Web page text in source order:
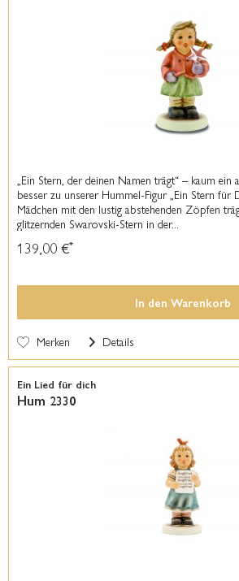
„Ein Stern, der deinen Namen trägt“ – kaum
besser zu unserer Hummel-Figur „Ein Stern für
Mädchen mit den lustig abstehenden Zöpfen
glitzernden Swarovski-Stern in der...
139,00 €*
In den Warenkorb
Merken Details
Ein Lied für dich
Hum 2330